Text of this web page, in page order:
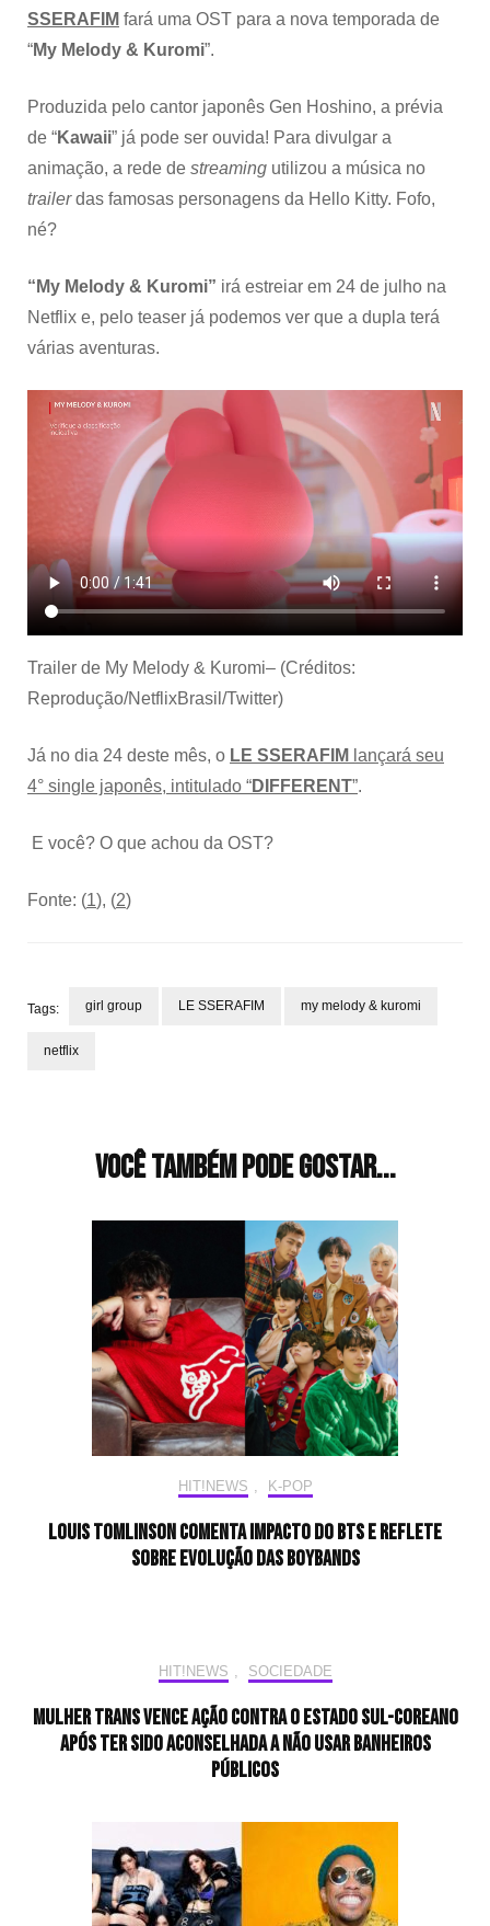
SSERAFIM fará uma OST para a nova temporada de
“My Melody & Kuromi”.
Produzida pelo cantor japonês Gen Hoshino, a prévia
de “Kawaii” já pode ser ouvida! Para divulgar a
animação, a rede de streaming utilizou a música no
trailerdas famosas personagens da Hello Kitty. Fofo,
né?
“My Melody & Kuromi” irá estreiar em 24 de julho na
Netflix e, pelo teaser já podemos ver que a dupla terá
várias aventuras.
Trailer de My Melody & Kuromi– (Créditos:
Reprodução/NetflixBrasil/Twitter)
Já no dia 24 deste mês, o LE SSERAFIM lançará seu
4° single japonês, intitulado “DIFFERENT”.
E você? O que achou da OST?
Fonte: (1), (2)
Tags: girl group LE SSERAFIM my melody & kuromi
netflix
Você também pode gostar...
HIT!NEWS K-POP
Louis Tomlinson comenta impacto do BTS e reflete
sobre evolução das boybands
HIT!NEWS SOCIEDADE
Mulher trans vence ação contra o Estado sul-coreano
após ter sido aconselhada a não usar banheiros
públicos